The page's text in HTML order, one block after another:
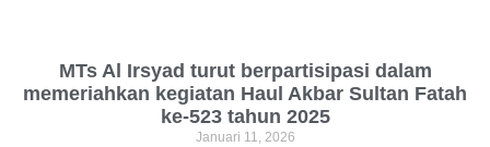
MTs Al Irsyad turut berpartisipasi dalam
memeriahkan kegiatan Haul Akbar Sultan Fatah
ke-523 tahun 2025
Januari 11, 2026